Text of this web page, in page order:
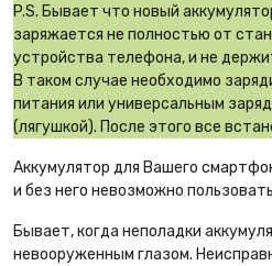
P.S. Бывает что новый
заряжается не полностью от
устройства телефона, и не
В таком случае необходимо
питания или универсальным
(лягушкой). После этого все
Аккумулятор для Вашего
и без него невозможно
Бывает, когда неполадки
невооруженным глазом.